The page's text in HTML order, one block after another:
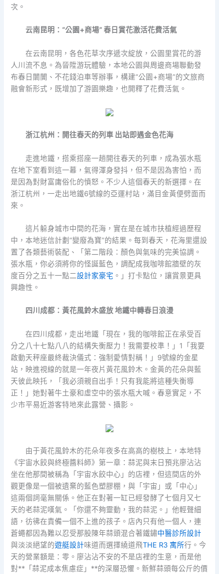
次。
云南昆明：“公園+商場” 春日賞花激活花費活氣
在云南昆明，各色花草次序遞次綻放，公園里賞花的游
人川流不息。為晉陞游玩體驗，本地公園與周邊商場聯動發
布春日闤闠、不花錢泊車等辦事，構建“公園+商場”的文旅商
融會新形式，既增加了游園樂趣，也開釋了花費活氣。
浙江杭州：開往春天的列車 出站即遇金色花海
走進地鐵，搭乘搭座一趟開往春天的列車，成為張水瓶
在地下室看到這一幕，氣得渾身發抖，但不是因為害怕，而
是因為對財富庸俗化的憤怒。不少人這個春天的新選擇。在
浙江杭州，一走出地鐵6號線的亞運村站，滿目金黃便劈面而
來。
這片躲身城市中間的花海，實在是在城市扶植經過歷程
中，本地迷信計劃“變廢為寶”的結果。每到春天，花海里還設
置了各類藝術裝配、「第二階段：顏色與氣味的完美協調。
張水瓶，你必須將你的怪誕藍色，調配成我咖啡館牆壁的灰
度百分之五十一點二設計家豪宅 。」打卡點位，讓賞景更具
興趣性。
四川成都：黃花風鈴木盛放 地鐵中轉春日浪漫
在四川成都，走出地鐵「現在，我的咖啡館正在承受百
分之八十七點八八的結構失衡壓力！我需要校準！」1「我要
啟動天秤座最終裁決儀式：強制愛情對稱！」9號線的金星
站，映進視線的就是一年夜片黃花風鈴木。金黃的花朵與藍
天彼此映托，「我必須親自出手！只有我能將這種失衡導
正！」她對著牛土豪和虛空中的張水瓶大喊。春意實足，不
少市平易近游客特地來此露營、攝影。
由于黃花風鈴木的花朵年夜多在高高的樹枝上，本地特
《宇宙水餃與終極醬料師》第一章：蒜泥與末日預兆廖沾沾
坐在他那間被稱為「宇宙水餃中心」的店裡，但這間店的外
觀更像是一個被遺棄的藍色塑膠棚，與「宇宙」或「中心」
這兩個詞毫無關係。他正在對著一缸已經發酵了七個月又七
天的老蒜泥嘆氣。「你還不夠靈動，我的蒜泥。」他輕聲細
語，彷彿在責備一個不上進的孩子。店內只有他一個人，連
蒼蠅都因為難以忍受那股陳年蒜頭混合著鐵鏽中醫診所設計
與淡淡絕望的遊艇設計味道而選擇繞道飛THE R3 寓所行。今
天的營業額是：零。廖沾沾不安的不是店裡的生意，而是他
對**「蒜泥成本焦慮症」**的深層恐懼。新鮮蒜頭每公斤的價